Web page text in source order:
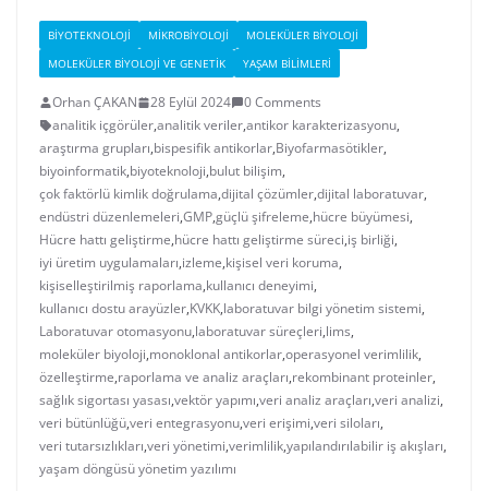
BIYOTEKNOLOJI MIKROBIYOLOJI
MOLEKÜLER BIYOLOJI
MOLEKÜLER BIYOLOJI VE GENETIK
YAŞAM BILIMLERI
Orhan ÇAKAN 28 Eylül 2024
0 Comments
analitik içgörüler,analitik veriler,antikor karakterizasyonu,
araştırma grupları,bispesifik antikorlar,Biyofarmasötikler,
biyoinformatik,biyoteknoloji,bulut bilişim,
çok faktörlü kimlik doğrulama,dijital çözümler,dijital laboratuvar,
endüstri düzenlemeleri,GMP,güçlü şifreleme,hücre büyümesi,
Hücre hattı geliştirme,hücre hattı geliştirme süreci,iş birliği,
iyi üretim uygulamaları,izleme,kişisel veri koruma,
kişiselleştirilmiş raporlama,kullanıcı deneyimi,
kullanıcı dostu arayüzler,KVKK,laboratuvar bilgi yönetim sistemi,
Laboratuvar otomasyonu,laboratuvar süreçleri,lims,
moleküler biyoloji,monoklonal antikorlar,operasyonel verimlilik,
özelleştirme,raporlama ve analiz araçları,rekombinant proteinler,
sağlık sigortası yasası,vektör yapımı,veri analiz araçları,veri analizi,
veri bütünlüğü,veri entegrasyonu,veri erişimi,veri siloları,
veri tutarsızlıkları,veri yönetimi,verimlilik,yapılandırılabilir iş akışları,
yaşam döngüsü yönetim yazılımı